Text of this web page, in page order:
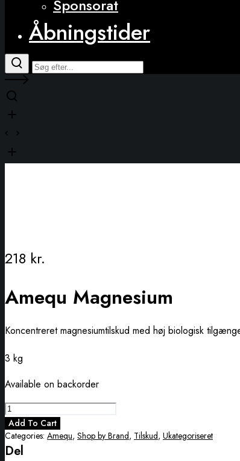
Sponsorat
Åbningstider
218 kr.
Amequ Magnesium
Koncentreret magnesiumtilskud med høj biologisk
3 kg
Available on backorder
Amequ
Magnesium
quantity
Add To Cart
Categories: Amequ, Shop by Brand, Tilskud, Ukategoriseret
Del